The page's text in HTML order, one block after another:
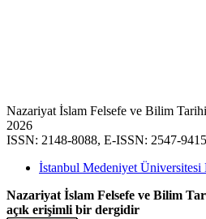
Nazariyat İslam Felsefe ve Bilim
2026
ISSN: 2148-8088, E-ISSN: 2547-9415
İstanbul Medeniyet
Nazariyat İslam Felsefe ve Bilim
açık erişimli bir dergidir